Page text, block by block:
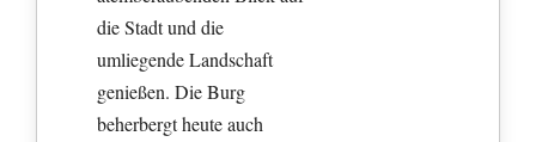
die Stadt und die
umliegende Landschaft
genießen. Die Burg
beherbergt heute auch